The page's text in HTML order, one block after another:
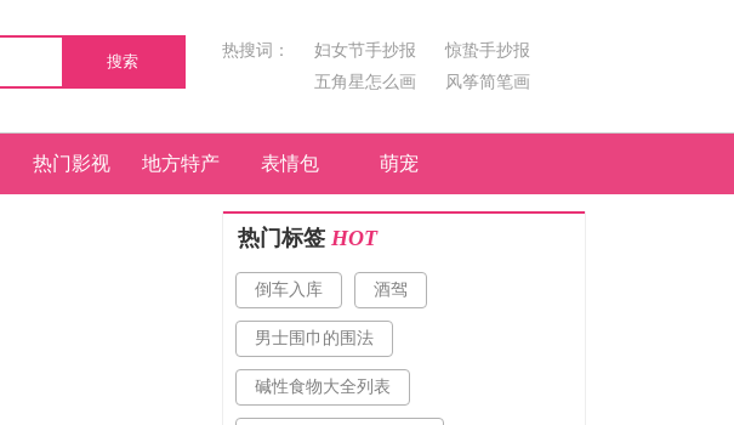
搜索
热搜词： 妇女节手抄报
惊蛰手抄报
五角星怎么画
风筝简笔画
热门影视 地方特产 表情包 萌宠
热门标签 HOT
倒车入库 酒驾
男士围巾的围法
碱性食物大全列表